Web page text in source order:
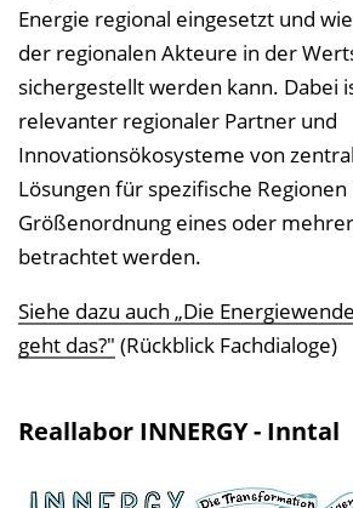
Energie regional eingesetzt und
der regionalen Akteure in der
sichergestellt werden kann. Dabei
relevanter regionaler Partner und
Innovationsökosysteme von
Lösungen für spezifische
Größenordnung eines oder
betrachtet werden.
Siehe dazu auch „Die
geht das?" (Rückblick Fachdialoge)
Reallabor INNERGY - Inntal